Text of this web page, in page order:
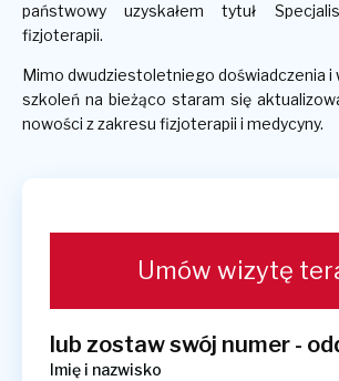
państwowy uzyskałem tytuł
fizjoterapii.
Mimo dwudziestoletniego doświadczenia i
szkoleń na bieżąco staram się
nowości z zakresu fizjoterapii i medycyny.
Umów wizytę
lub zostaw swój numer -
Imię i nazwisko